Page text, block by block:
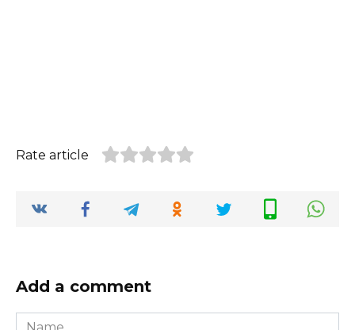
Rate article
Add a comment
Name